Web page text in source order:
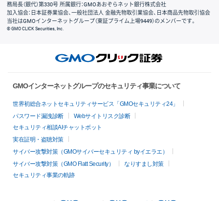
務局長（銀代）第330号 所属銀行：GMOあおぞらネット銀行株式会社
加入協会：日本証券業協会、一般社団法人 金融先物取引業協会、日本商品先物取引協会
当社はGMOインターネットグループ（東証プライム上場9449）のメンバーです。
© GMO CLICK Securities, Inc.
GMOインターネットグループのセキュリティ事業について
世界初総合ネットセキュリティサービス「GMOセキュリティ24」
パスワード漏洩診断
Webサイトリスク診断
セキュリティ相談AIチャットボット
実在証明・盗聴対策
サイバー攻撃対策（GMOサイバーセキュリティ byイエラエ）
サイバー攻撃対策（GMO Flatt Security）
なりすまし対策
セキュリティ事業の軌跡